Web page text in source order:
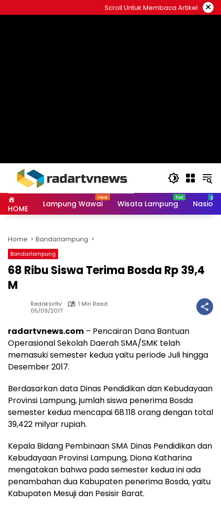
to
Scroll Untuk Membaca Artikel ×
HOME Lampung Wawai Wisata Lampung
Home Bandarlampung
Bandarlampung
68 Ribu Siswa Terima Bosda Rp 39,4
M
Redaksirltv
1 Min Read
05/09/2017
radartvnews.com – Pencairan Dana Bantuan
Operasional Sekolah Daerah SMA/SMK telah
memasuki semester kedua yaitu periode Juli hingga
Desember 2017.
Berdasarkan data Dinas Pendidikan dan Kebudayaan
Provinsi Lampung, jumlah siswa penerima Bosda
semester kedua mencapai 68.118 orang dengan total
39,422 milyar rupiah.
Kepala Bidang Pembinaan SMA Dinas Pendidikan dan
Kebudayaan Provinsi Lampung, Diona Katharina
mengatakan bahwa pada semester kedua ini ada
penambahan dua Kabupaten penerima Bosda, yaitu
Kabupaten Mesuji dan Pesisir Barat.